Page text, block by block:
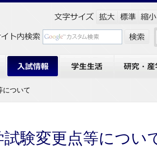
入試情報
について
試験変更点等につい